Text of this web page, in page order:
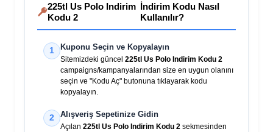
225tl Us Polo Indirim
Kodu 2
İndirim Kodu Nasıl
Kullanılır?
1 Kuponu Seçin ve Kopyalayın
Sitemizdeki güncel 225tl Us Polo Indirim Kodu 2
campaigns/kampanyalarından size en uygun olanını
seçin ve "Kodu Aç" butonuna tıklayarak kodu
kopyalayın.
2 Alışveriş Sepetinize Gidin
Açılan 225tl Us Polo Indirim Kodu 2 sekmesinden